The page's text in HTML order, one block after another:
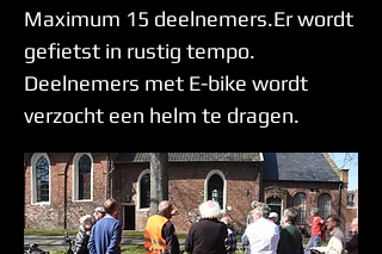
Maximum 15 deelnemers.Er wordt
gefietst in rustig tempo.
Deelnemers met E-bike wordt
verzocht een helm te dragen.